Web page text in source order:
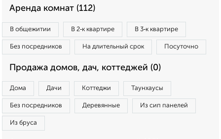
Аренда комнат (112)
В общежитии В 2‑к квартире В 3‑к квартире
Без посредников На длительный срок Посуточно
Продажа домов, дач, коттеджей (0)
Дома Дачи Коттеджи Таунхаусы
Без посредников Деревянные Из сип панелей
Из бруса